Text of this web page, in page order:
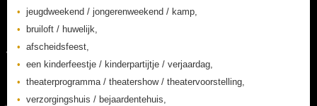
jeugdweekend / jongerenweekend / kamp,
bruiloft / huwelijk,
afscheidsfeest,
een kinderfeestje / kinderpartijtje / verjaardag,
theaterprogramma / theatershow / theatervoorstelling,
verzorgingshuis / bejaardentehuis,